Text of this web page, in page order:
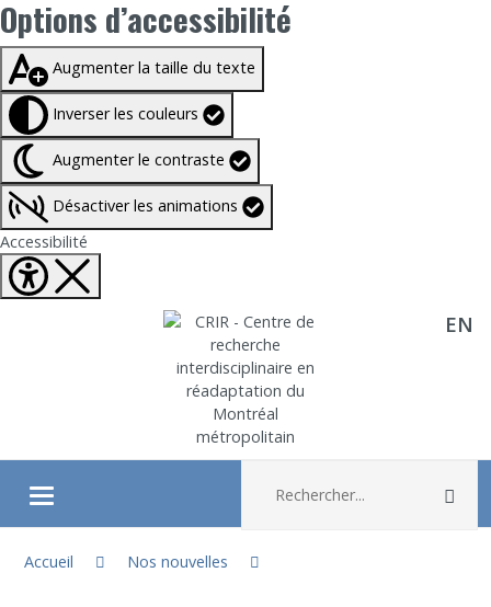
Options d’accessibilité
Taille du texte à100%
Augmenter la taille du texte
Inverser les couleurs
Augmenter le contraste
Désactiver les animations
Accessibilité
Aller directement au contenu EN
Ouvrir/fermer le menu
À propos
Accueil
Nos nouvelles